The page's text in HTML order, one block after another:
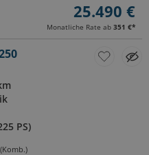
25.490 €
Monatliche Rate ab 351 €*
PS)